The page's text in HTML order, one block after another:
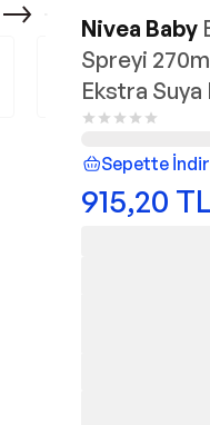
Nivea Baby
Spreyi
Ekstra Suya
Sepette
915,20 TL